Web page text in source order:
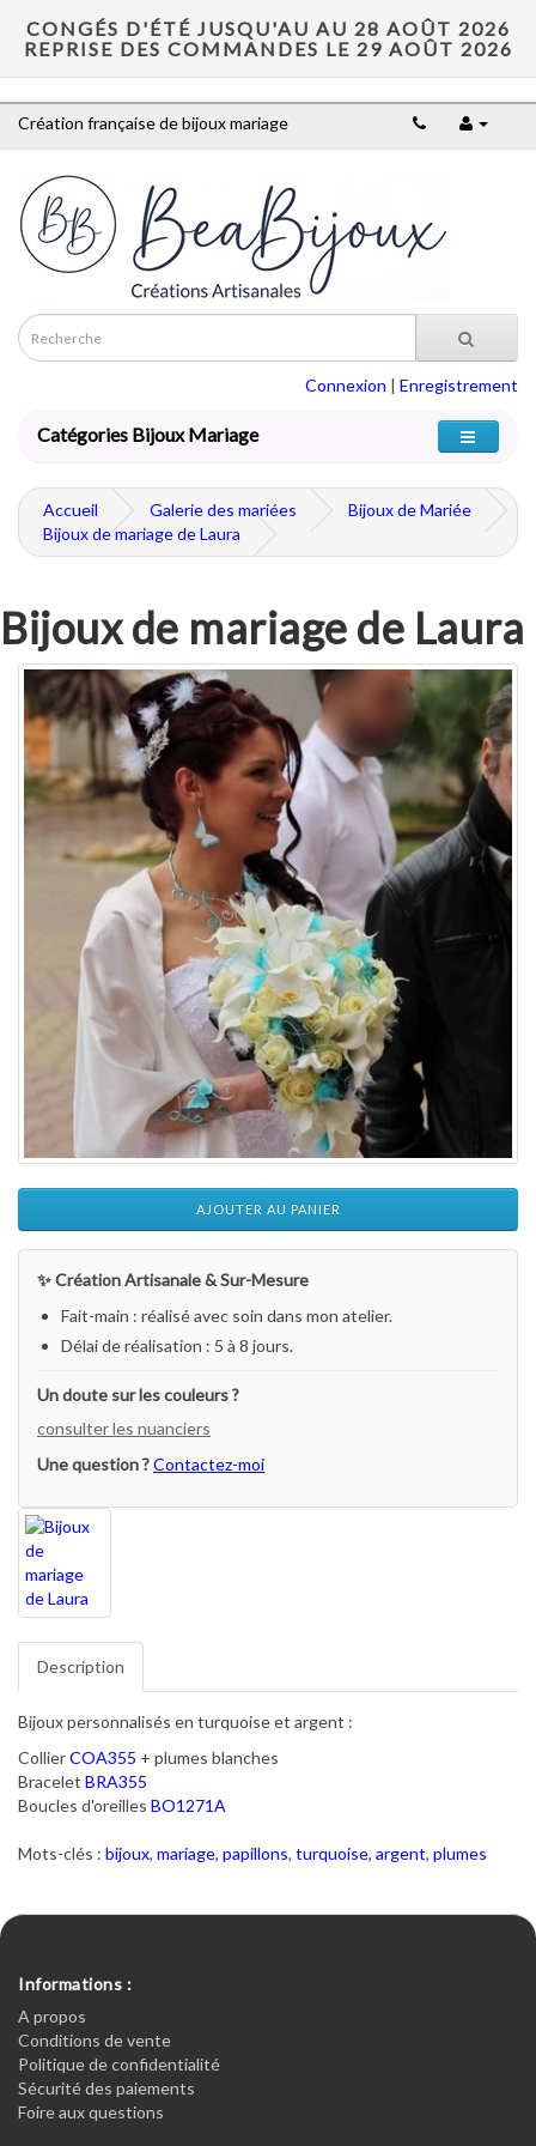
CONGÉS D'ÉTÉ JUSQU'AU AU 28 AOÛT 2026
REPRISE DES COMMANDES LE 29 AOÛT 2026
Création française de bijoux mariage
Connexion | Enregistrement
Catégories Bijoux Mariage
Accueil Galerie des mariées
Bijoux de Mariée
Bijoux de mariage de Laura
Bijoux de mariage de Laura
AJOUTER AU PANIER
✨ Création Artisanale & Sur-Mesure
Fait-main : réalisé avec soin dans mon atelier.
Délai de réalisation : 5 à 8 jours.
Un doute sur les couleurs ?
consulter les nuanciers
Une question ?Contactez-moi
Description
Bijoux personnalisés en turquoise et argent :
CollierCOA355 + plumes blanches
Bracelet BRA355
Boucles d'oreilles BO1271A
Mots-clés : bijoux, mariage, papillons, turquoise, argent, plumes
Informations :
A propos
Conditions de vente
Politique de confidentialité
Sécurité des paiements
Foire aux questions